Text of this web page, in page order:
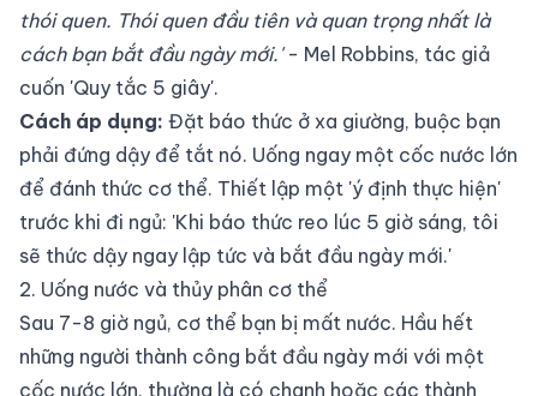
thói quen. Thói quen đầu tiên và quan trọng nhất là
cách bạn bắt đầu ngày mới.' - Mel Robbins, tác giả
cuốn 'Quy tắc 5 giây'.
Cách áp dụng: Đặt báo thức ở xa giường, buộc bạn
phải đứng dậy để tắt nó. Uống ngay một cốc nước lớn
để đánh thức cơ thể. Thiết lập một 'ý định thực hiện'
trước khi đi ngủ: 'Khi báo thức reo lúc 5 giờ sáng, tôi
sẽ thức dậy ngay lập tức và bắt đầu ngày mới.'
2. Uống nước và thủy phân cơ thể
Sau 7-8 giờ ngủ, cơ thể bạn bị mất nước. Hầu hết
những người thành công bắt đầu ngày mới với một
cốc nước lớn, thường là có chanh hoặc các thành